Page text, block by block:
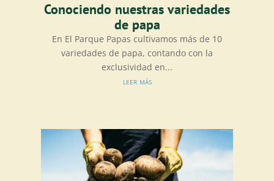
Conociendo nuestras variedades
de papa
En El Parque Papas cultivamos más de 10
variedades de papa, contando con la
exclusividad en...
leer más